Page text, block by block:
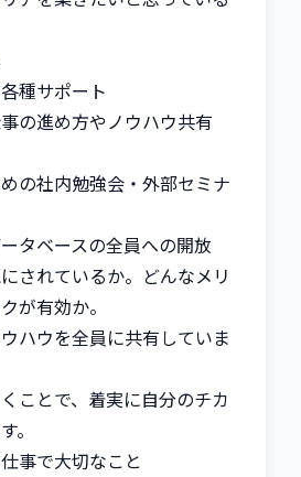
種サポート
の進め方やノウハウ共有
の社内勉強会・外部セミナ
タベースの全員への開放
されているか。どんなメリ
が有効か。
ハウを全員に共有していま
ことで、着実に自分のチカ
。
事で大切なこと